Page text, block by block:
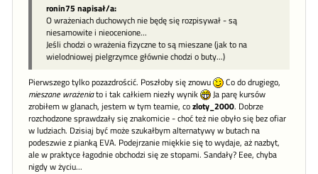
ronin75 napisał/a:
O wrażeniach duchowych nie będę się rozpisywał - są
niesamowite i nieocenione...
Jeśli chodzi o wrażenia fizyczne to są mieszane (jak to na
wielodniowej pielgrzymce głównie chodzi o buty...)
Pierwszego tylko pozazdrościć. Poszłoby się znowu
Co do drugiego,
mieszane wrażeniato i tak całkiem niezły wynik
Ja parę kursów
zrobiłem w glanach, jestem w tym teamie, cozloty_2000. Dobrze
rozchodzone sprawdzały się znakomicie - choć też nie obyło się bez ofiar
w ludziach. Dzisiaj być może szukałbym alternatywy w butach na
podeszwie z pianką EVA. Podejrzanie miękkie się to wydaje, aż nazbyt,
ale w praktyce łagodnie obchodzi się ze stopami. Sandały? Eee, chyba
nigdy w życiu...